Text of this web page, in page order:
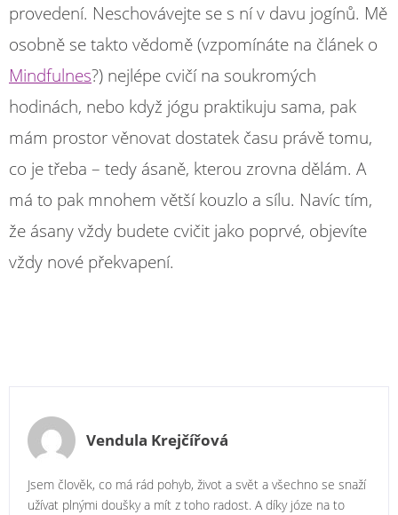
provedení. Neschovávejte se s ní v davu jogínů. Mě
osobně se takto vědomě (vzpomínáte na článek o
Mindfulnes?) nejlépe cvičí na soukromých
hodinách, nebo když jógu praktikuju sama, pak
mám prostor věnovat dostatek času právě tomu,
co je třeba – tedy ásaně, kterou zrovna dělám. A
má to pak mnohem větší kouzlo a sílu. Navíc tím,
že ásany vždy budete cvičit jako poprvé, objevíte
vždy nové překvapení.
Vendula Krejčířová
Jsem člověk, co má rád pohyb, život a svět a všechno se snaží
užívat plnými doušky a mít z toho radost. A díky józe na to